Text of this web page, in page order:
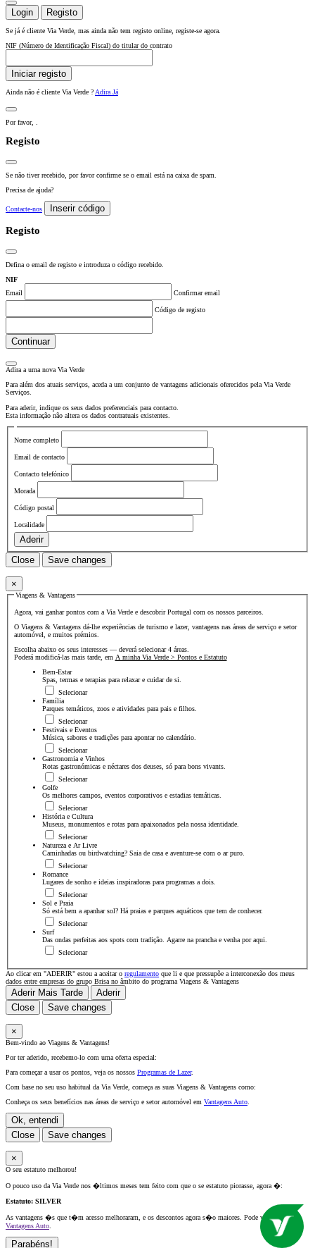
Login Registo
Se já é cliente Via Verde, mas ainda não tem registo online, registe-se agora.
NIF (Número de Identificação Fiscal) do titular do contrato
Iniciar registo
Ainda não é cliente Via Verde ?Adira Já
Por favor, .
Registo
Se não tiver recebido, por favor confirme se o email está na caixa de spam.
Precisa de ajuda?
Contacte-nos Inserir código
Registo
Defina o email de registo e introduza o código recebido.
NIF
Email
Confirmar email
Código de registo
Continuar
Adira a uma novaVia Verde
Para além dos atuais serviços, aceda a um conjunto de vantagens adicionais oferecidos pela Via Verde
Serviços.
Para aderir, indique os seus dados preferenciais para contacto.
Esta informação não altera os dados contratuais existentes.
Nome completo
Email de contacto
Contacto telefónico
Morada
Código postal
Localidade
Aderir
Close
Save changes
×
Viagens & Vantagens
Agora, vai ganhar pontos com a Via Verde e descobrir Portugal com os nossos parceiros.
O Viagens & Vantagens dá-lhe experiências de turismo e lazer, vantagens nas áreas de serviço e setor
automóvel, e muitos prémios.
Escolha abaixo os seus interesses — deverá selecionar 4 áreas.
Poderá modificá-las mais tarde, em A minha Via Verde > Pontos e Estatuto
Bem-Estar
Spas, termas e terapias para relaxar e cuidar de si.
Selecionar
Família
Parques temáticos, zoos e atividades para pais e filhos.
Selecionar
Festivais e Eventos
Música, sabores e tradições para apontar no calendário.
Selecionar
Gastronomia e Vinhos
Rotas gastronómicas e néctares dos deuses, só para bons vivants.
Selecionar
Golfe
Os melhores campos, eventos corporativos e estadias temáticas.
Selecionar
História e Cultura
Museus, monumentos e rotas para apaixonados pela nossa identidade.
Selecionar
Natureza e Ar Livre
Caminhadas ou birdwatching? Saia de casa e aventure-se com o ar puro.
Selecionar
Romance
Lugares de sonho e ideias inspiradoras para programas a dois.
Selecionar
Sol e Praia
Só está bem a apanhar sol? Há praias e parques aquáticos que tem de conhecer.
Selecionar
Surf
Das ondas perfeitas aos spots com tradição. Agarre na prancha e venha por aqui.
Selecionar
Ao clicar em "ADERIR" estou a aceitar o regulamento que li e que pressupõe a interconexão dos meus
dados entre empresas do grupo Brisa no âmbito do programa Viagens & Vantagens
Aderir Mais Tarde
Aderir
Close
Save changes
×
Bem-vindo ao Viagens & Vantagens!
Por ter aderido, recebemo-lo com uma oferta especial:
Para começar a usar os pontos, veja os nossos Programas de Lazer.
Com base no seu uso habitual da Via Verde, começa as suas Viagens & Vantagens como:
Conheça os seus benefícios nas áreas de serviço e setor automóvel em Vantagens Auto
Ok, entendi
Close
Save changes
×
O seu estatuto melhorou!
O pouco uso da Via Verde nos �ltimos meses tem feito com que o se estatuto piorasse, agora �:
Estatuto: SILVER
As vantagens �s que t�m acesso melhoraram, e os descontos agora s�o maiores. Pode v�-los em
Vantagens Auto.
Parabéns!